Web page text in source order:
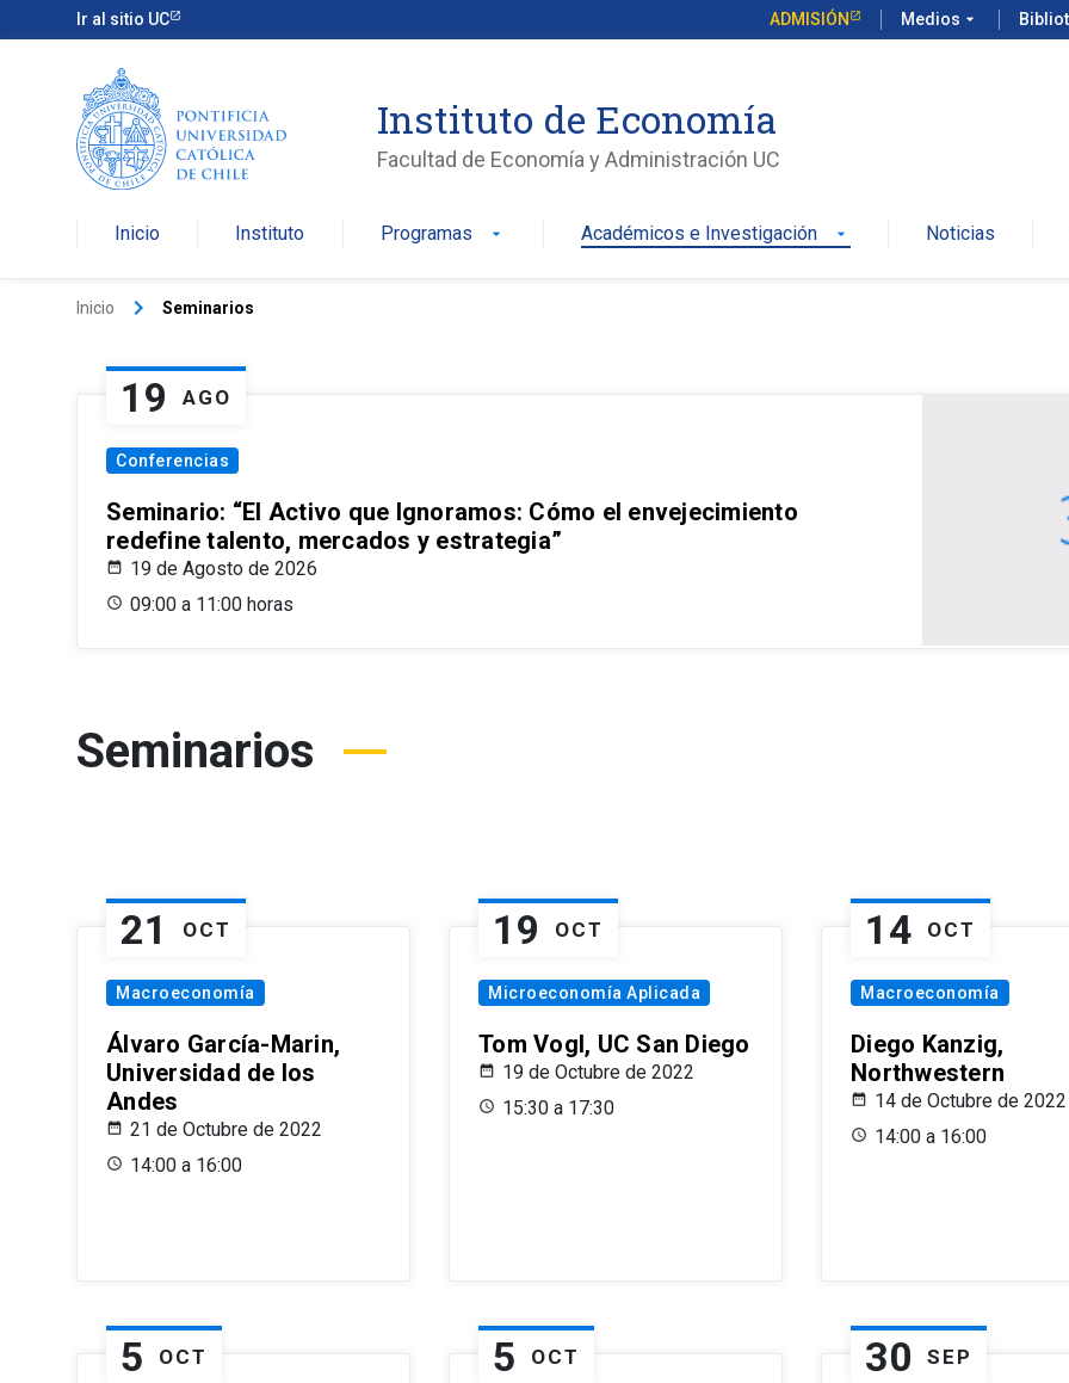
Ir al sitio UC ADMISIÓN Medios arrow_drop_down
Instituto de Economía
Facultad de Economía y Administración UC
Inicio Instituto Programas arrow_drop_down Académicos e Investigación arrow_drop_down Noticias
Inicio keyboard_arrow_right Seminarios
19 AGO
Conferencias
Seminario: “El Activo que Ignoramos: Cómo el envejecimiento
redefine talento, mercados y estrategia”
19 de Agosto de 2026
09:00 a 11:00 horas
Seminarios
21 OCT
Macroeconomía
Álvaro García-Marin,
Universidad de los
Andes
21 de Octubre de 2022
14:00 a 16:00
19 OCT
Microeconomía Aplicada
Tom Vogl, UC San Diego
19 de Octubre de 2022
15:30 a 17:30
14 OCT
Macroeconomía
Diego Kanzig,
Northwestern
14 de Octubre de 2022
14:00 a 16:00
5 OCT 5 OCT 30 SEP